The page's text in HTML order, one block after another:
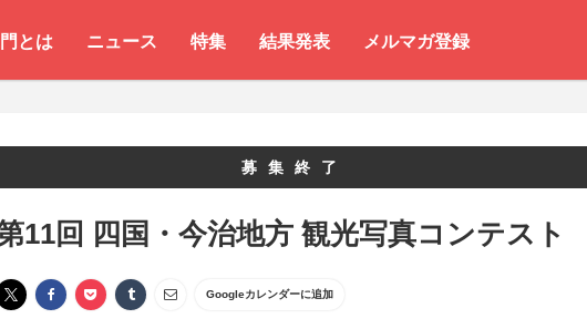
とは ニュース 特集 結果発表 メルマガ登録
募集終了
11回 四国・今治地方 観光写真コンテスト
Googleカレンダーに追加